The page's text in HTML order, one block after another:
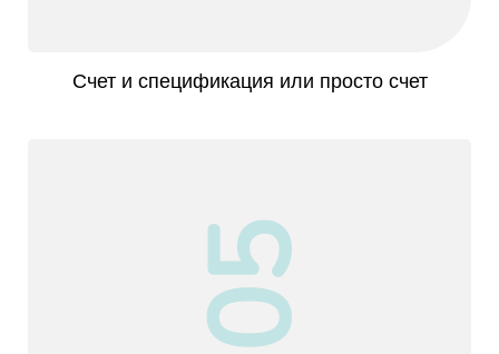
Счет и спецификация или просто счет
05